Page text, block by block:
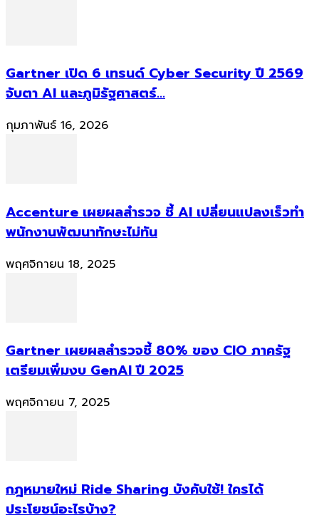
Gartner เปิด 6 เทรนด์ Cyber Security ปี 2569
จับตา AI และภูมิรัฐศาสตร์...
กุมภาพันธ์ 16, 2026
Accenture เผยผลสำรวจ ชี้ AI เปลี่ยนแปลงเร็วทำ
พนักงานพัฒนาทักษะไม่ทัน
พฤศจิกายน 18, 2025
Gartner เผยผลสำรวจชี้ 80% ของ CIO ภาครัฐ
เตรียมเพิ่มงบ GenAI ปี 2025
พฤศจิกายน 7, 2025
กฎหมายใหม่ Ride Sharing บังคับใช้! ใครได้
ประโยชน์อะไรบ้าง?